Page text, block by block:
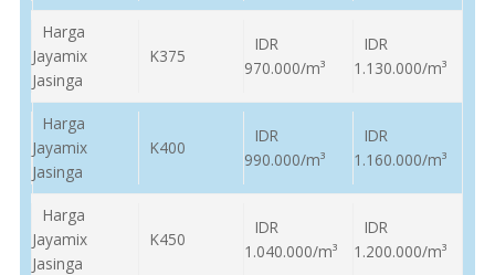
Harga
Jayamix
Jasinga
K375
IDR
970.000/m³
IDR
1.130.000/m³
Harga
Jayamix
Jasinga
K400
IDR
990.000/m³
IDR
1.160.000/m³
Harga
Jayamix
Jasinga
K450
IDR
1.040.000/m³
IDR
1.200.000/m³